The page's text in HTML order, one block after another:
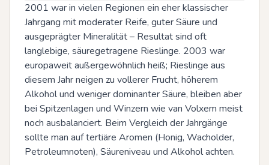
2001 war in vielen Regionen ein eher klassischer
Jahrgang mit moderater Reife, guter Säure und
ausgeprägter Mineralität – Resultat sind oft
langlebige, säuregetragene Rieslinge. 2003 war
europaweit außergewöhnlich heiß; Rieslinge aus
diesem Jahr neigen zu vollerer Frucht, höherem
Alkohol und weniger dominanter Säure, bleiben aber
bei Spitzenlagen und Winzern wie van Volxem meist
noch ausbalanciert. Beim Vergleich der Jahrgänge
sollte man auf tertiäre Aromen (Honig, Wacholder,
Petroleumnoten), Säureniveau und Alkohol achten.